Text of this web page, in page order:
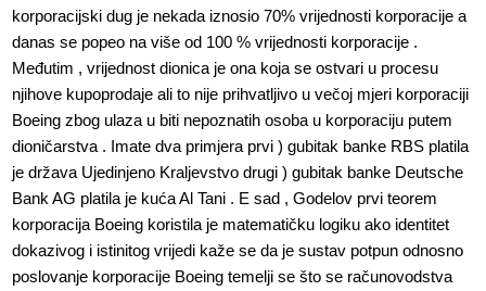
korporacijski dug je nekada iznosio 70% vrijednosti korporacije a
danas se popeo na više od 100 % vrijednosti korporacije .
Međutim , vrijednost dionica je ona koja se ostvari u procesu
njihove kupoprodaje ali to nije prihvatljivo u večoj mjeri korporaciji
Boeing zbog ulaza u biti nepoznatih osoba u korporaciju putem
dioničarstva . Imate dva primjera prvi ) gubitak banke RBS platila
je država Ujedinjeno Kraljevstvo drugi ) gubitak banke Deutsche
Bank AG platila je kuća Al Tani . E sad , Godelov prvi teorem
korporacija Boeing koristila je matematičku logiku ako identitet
dokazivog i istinitog vrijedi kaže se da je sustav potpun odnosno
poslovanje korporacije Boeing temelji se što se računovodstva